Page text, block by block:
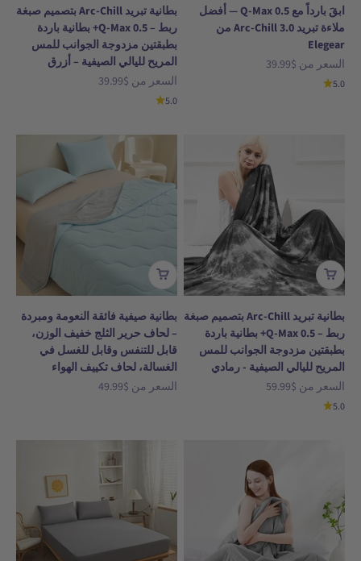
ابقَ بارداً مع Q-Max 0.5 — أفضل
ملاءة تبريد Arc-Chill 3.0 من
Elegear
السعر بعد الخصم
السعر من $39.99
5.0
بطانية تبريد Arc-Chill بتصميم صبغة
ربط – Q-Max 0.5+ بطانية باردة
بطبقتين مزدوجة الجوانب للمس
المريح لليالي الصيفية – أزرق
السعر بعد الخصم
السعر من $39.99
5.0
بطانية تبريد Arc-Chill بتصميم صبغة
ربط – Q-Max 0.5+ بطانية باردة
بطبقتين مزدوجة الجوانب للمس
المريح لليالي الصيفية - رمادي
السعر بعد الخصم
السعر من $59.99
5.0
بطانية صيفية فائقة النعومة ومبردة
– لحاف حرير الثلج خفيف الوزن،
قابل للتنفس وقابل للغسل في
الغسالة، لحاف تكييف الهواء
السعر بعد الخصم
السعر من $49.99